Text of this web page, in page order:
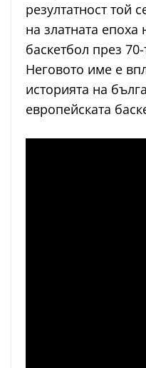
резултатност той
на златната епоха
баскетбол през
Неговото име е
историята на
европейската